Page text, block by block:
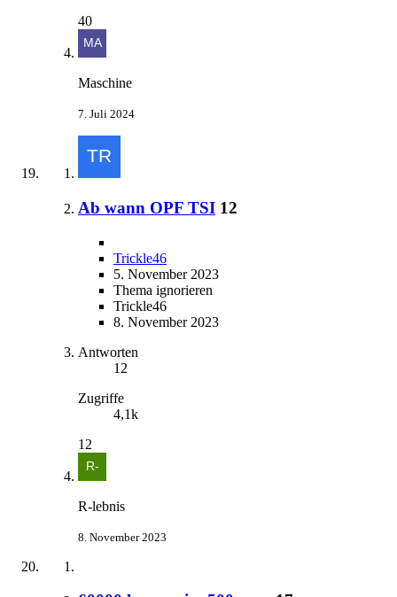
40
Maschine
7. Juli 2024
Ab wann OPF TSI 12
Trickle46
5. November 2023
Thema ignorieren
Trickle46
8. November 2023
Antworten
12
Zugriffe
4,1k
12
R-lebnis
8. November 2023